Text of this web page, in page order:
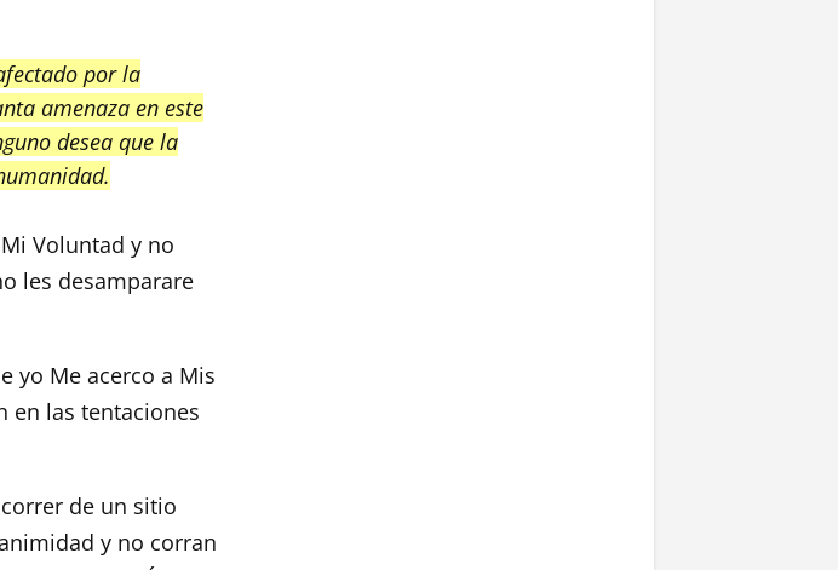
por la
amenaza en este
desea que la
Voluntad y no
les desamparare
yo Me acerco a Mis
en las tentaciones
de un sitio
y no corran